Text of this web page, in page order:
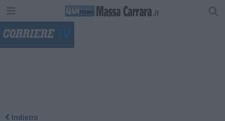
Indietro